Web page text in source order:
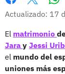
Facebook
X
Actualizado: 17
El matrimonio
Jara y Jessi
el mundo del
uniones más